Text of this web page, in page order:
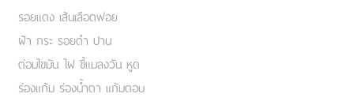
รอยแดง เส้นเลือดฟอย
ฝ้า กระ รอยดำ ปาน
ต่อมไขมัน ไฝ ขี้แมลงวัน หูด
ร่องแก้ม ร่องน้ำตา แก้มตอบ